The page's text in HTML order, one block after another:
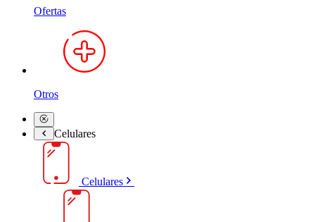
Ofertas
Otros
Celulares
Celulares